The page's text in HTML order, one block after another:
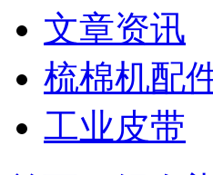
文章资讯
梳棉机配
工业皮带